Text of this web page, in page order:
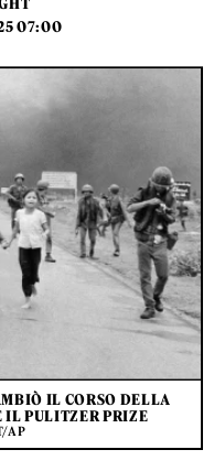
07:00
IL CORSO DELLA
IL PULITZER PRIZE
AP